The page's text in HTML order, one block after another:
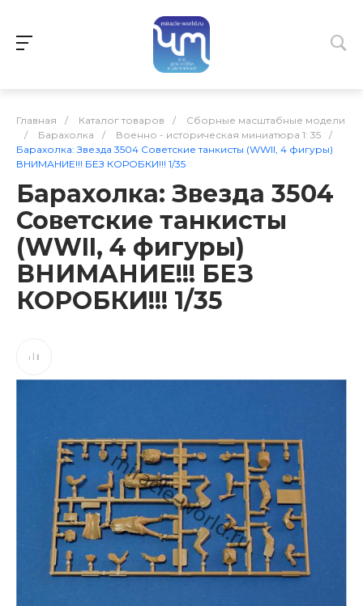
Главная / Каталог товаров /
Сборные масштабные модели
/
Барахолка / Военно - историческая миниатюра 1: 35
/
Барахолка: Звезда 3504 Советские танкисты (WWII, 4 фигуры)
ВНИМАНИЕ!!! БЕЗ КОРОБКИ!!! 1/35
Барахолка: Звезда 3504
Советские танкисты
(WWII, 4 фигуры)
ВНИМАНИЕ!!! БЕЗ
КОРОБКИ!!! 1/35